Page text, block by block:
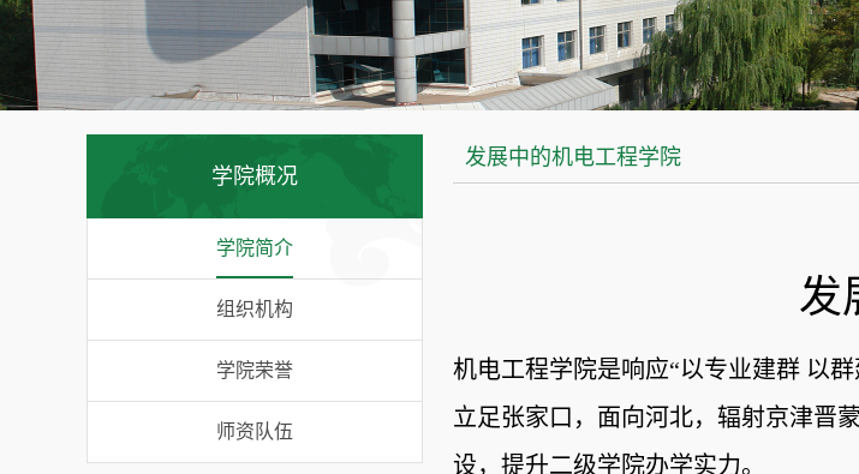
学院概况
学院简介
组织机构
学院荣誉
师资队伍
发展中的机电工程学院
发
机电工程学院是响应“以专业建群 以群
立足张家口 ， 面向河北， 辐射京津晋蒙
设，提升二级学院办学实力。